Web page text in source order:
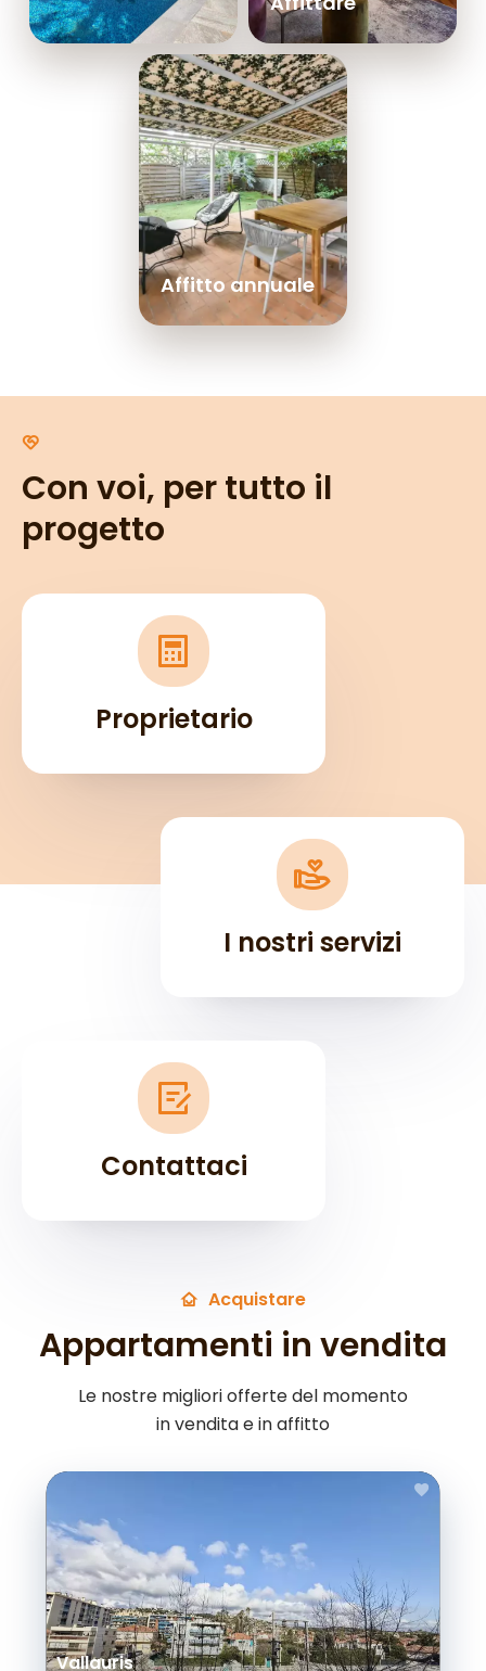
Affitto annuale
Con voi, per tutto il
progetto
Proprietario
I nostri servizi
Contattaci
Acquistare
Appartamenti in vendita
Le nostre migliori offerte del momento
in vendita e in affitto
Vallauris